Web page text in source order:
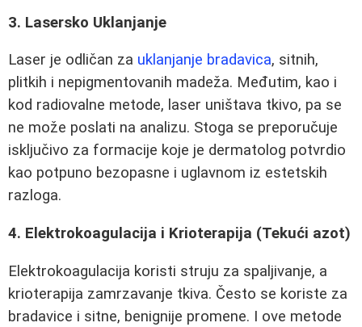
3. Lasersko Uklanjanje
Laser je odličan za uklanjanje bradavica, sitnih,
plitkih i nepigmentovanih madeža. Međutim, kao i
kod radiovalne metode, laser uništava tkivo, pa se
ne može poslati na analizu. Stoga se preporučuje
isključivo za formacije koje je dermatolog potvrdio
kao potpuno bezopasne i uglavnom iz estetskih
razloga.
4. Elektrokoagulacija i Krioterapija (Tekući azot)
Elektrokoagulacija koristi struju za spaljivanje, a
krioterapija zamrzavanje tkiva. Često se koriste za
bradavice i sitne, benignije promene. I ove metode